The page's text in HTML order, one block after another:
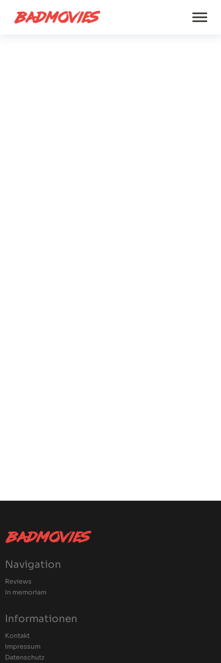
Navigation
Reviews
In memoriam
Informationen
Kontakt
Impressum
Datenschutz